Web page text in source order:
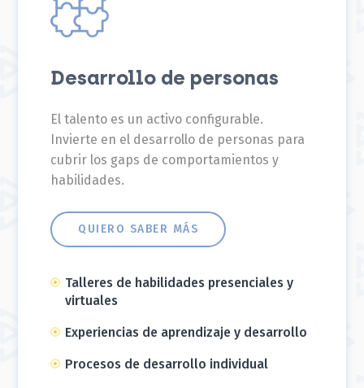
Desarrollo de personas
El talento es un activo configurable.
Invierte en el desarrollo de personas para
cubrir los gaps de comportamientos y
habilidades.
QUIERO SABER MÁS
Talleres de habilidades presenciales y
virtuales
Experiencias de aprendizaje y desarrollo
Procesos de desarrollo individual